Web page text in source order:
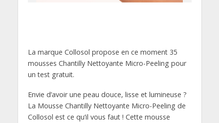
La marque Collosol propose en ce moment 35
mousses Chantilly Nettoyante Micro-Peeling pour
un test gratuit.
Envie d’avoir une peau douce, lisse et lumineuse ?
La Mousse Chantilly Nettoyante Micro-Peeling de
Collosol est ce qu’il vous faut ! Cette mousse